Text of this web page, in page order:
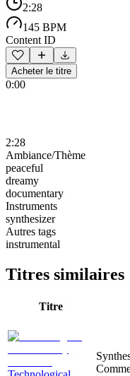
2:28
145 BPM
Content ID
Acheter le titre
0:00
2:28
Ambiance/Thème
peaceful
dreamy
documentary
Instruments
synthesizer
Autres tags
instrumental
Titres similaires
Titre